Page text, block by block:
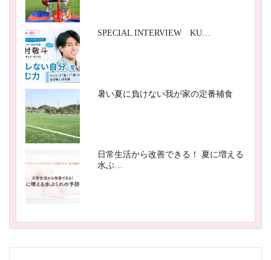
SPECIAL INTERVIEW KU…
暑い夏に負けない我が家の定番補食
日常生活から改善できる！ 夏に増える
水ぶ…